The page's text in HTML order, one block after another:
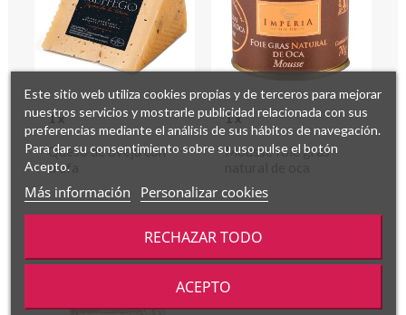
1 x
Queso de oveja con
trufa
1 x
Mousse foie gras
Este sitio web utiliza cookies propias y de terceros para mejorar
nuestros servicios y mostrarle publicidad relacionada con sus
preferencias mediante el análisis de sus hábitos de navegación.
Para dar su consentimiento sobre su uso pulse el botón
Acepto.
Más información Personalizar cookies
RECHAZAR TODO
ACEPTO